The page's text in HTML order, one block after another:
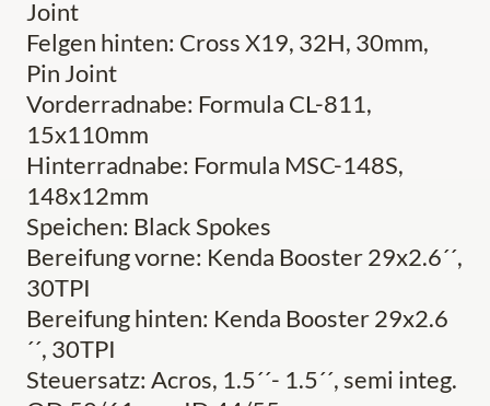
Joint
Felgen hinten: Cross X19, 32H, 30mm,
Pin Joint
Vorderradnabe: Formula CL-811,
15x110mm
Hinterradnabe: Formula MSC-148S,
148x12mm
Speichen: Black Spokes
Bereifung vorne: Kenda Booster 29x2.6´´,
30TPI
Bereifung hinten: Kenda Booster 29x2.6
´´, 30TPI
Steuersatz: Acros, 1.5´´- 1.5´´, semi integ.